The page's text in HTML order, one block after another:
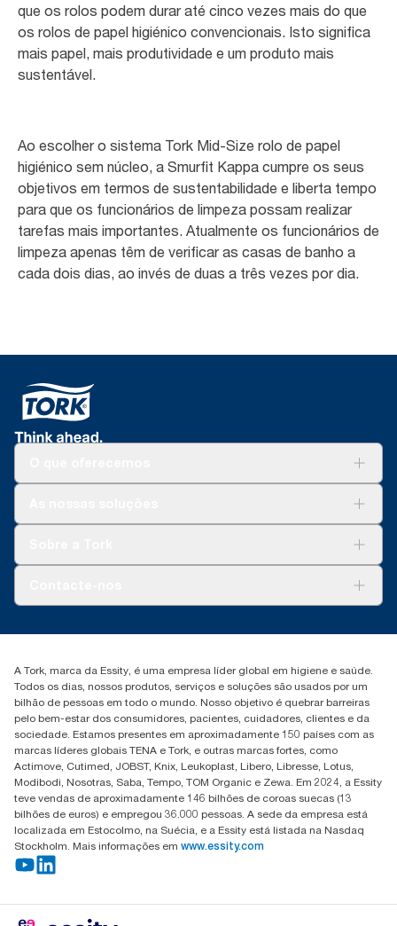
que os rolos podem durar até cinco vezes mais do que
os rolos de papel higiénico convencionais. Isto significa
mais papel, mais produtividade e um produto mais
sustentável.
Ao escolher o sistema Tork Mid-Size rolo de papel
higiénico sem núcleo, a Smurfit Kappa cumpre os seus
objetivos em termos de sustentabilidade e liberta tempo
para que os funcionários de limpeza possam realizar
tarefas mais importantes. Atualmente os funcionários de
limpeza apenas têm de verificar as casas de banho a
cada dois dias, ao invés de duas a três vezes por dia.
+351 218 985 110
A Tork, marca da Essity, é uma empresa líder global em higiene e saúde.
Todos os dias, nossos produtos, serviços e soluções são usados por um
bilhão de pessoas em todo o mundo. Nosso objetivo é quebrar barreiras
pelo bem-estar dos consumidores, pacientes, cuidadores, clientes e da
sociedade. Estamos presentes em aproximadamente 150 países com as
marcas líderes globais TENA e Tork, e outras marcas fortes, como
Actimove, Cutimed, JOBST, Knix, Leukoplast, Libero, Libresse, Lotus,
Modibodi, Nosotras, Saba, Tempo, TOM Organic e Zewa. Em 2024, a Essity
teve vendas de aproximadamente 146 bilhões de coroas suecas (13
bilhões de euros) e empregou 36.000 pessoas. A sede da empresa está
localizada em Estocolmo, na Suécia, e a Essity está listada na Nasdaq
Stockholm. Mais informações em www.essity.com